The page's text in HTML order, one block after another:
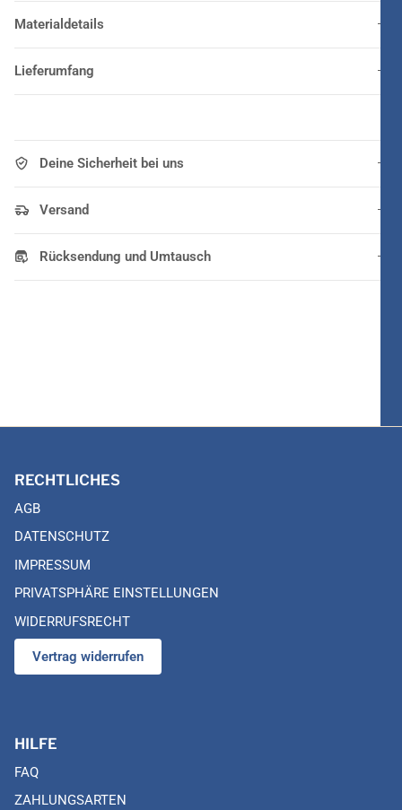
Materialdetails
Lieferumfang
Deine Sicherheit bei uns
Versand
Rücksendung und Umtausch
RECHTLICHES
AGB
DATENSCHUTZ
IMPRESSUM
PRIVATSPHÄRE EINSTELLUNGEN
WIDERRUFSRECHT
Vertrag widerrufen
HILFE
FAQ
ZAHLUNGSARTEN